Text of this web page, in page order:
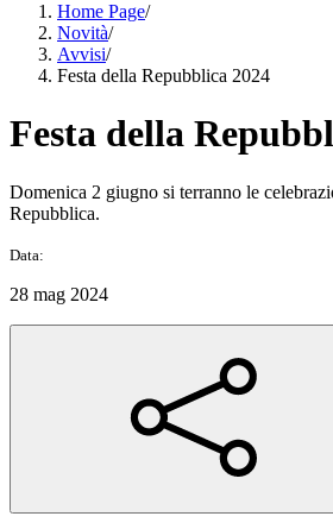
Home Page/
Novità/
Avvisi/
Festa della Repubblica 2024
Festa della
Domenica 2 giugno si terranno le
Repubblica.
Data:
28 mag 2024